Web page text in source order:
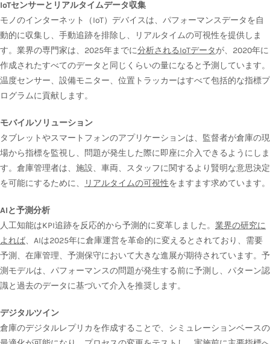
IoTセンサーとリアルタイムデータ収集
モノのインターネット（IoT）デバイスは、パフォーマンスデータを自
動的に収集し、手動追跡を排除し、リアルタイムの可視性を提供しま
す。業界の専門家は、2025年までに分析されるIoTデータが、2020年に
作成されたすべてのデータと同じくらいの量になると予測しています。
温度センサー、設備モニター、位置トラッカーはすべて包括的な指標プ
ログラムに貢献します。
モバイルソリューション
タブレットやスマートフォンのアプリケーションは、監督者が倉庫の現
場から指標を監視し、問題が発生した際に即座に介入できるようにしま
す。倉庫管理者は、施設、車両、スタッフに関するより賢明な意思決定
を可能にするために、
リアルタイムの可視性をますます求めています。
AIと予測分析
人工知能はKPI追跡を反応的から予測的に変革しました。 業界の研究に
よれば、AIは2025年に倉庫運営を革命的に変えるとされており、需要
予測、在庫管理、予測保守において大きな進展が期待されています。予
測モデルは、パフォーマンスの問題が発生する前に予測し、パターン認
識と過去のデータに基づいて介入を推奨します。
デジタルツイン
倉庫のデジタルレプリカを作成することで、シミュレーションベースの